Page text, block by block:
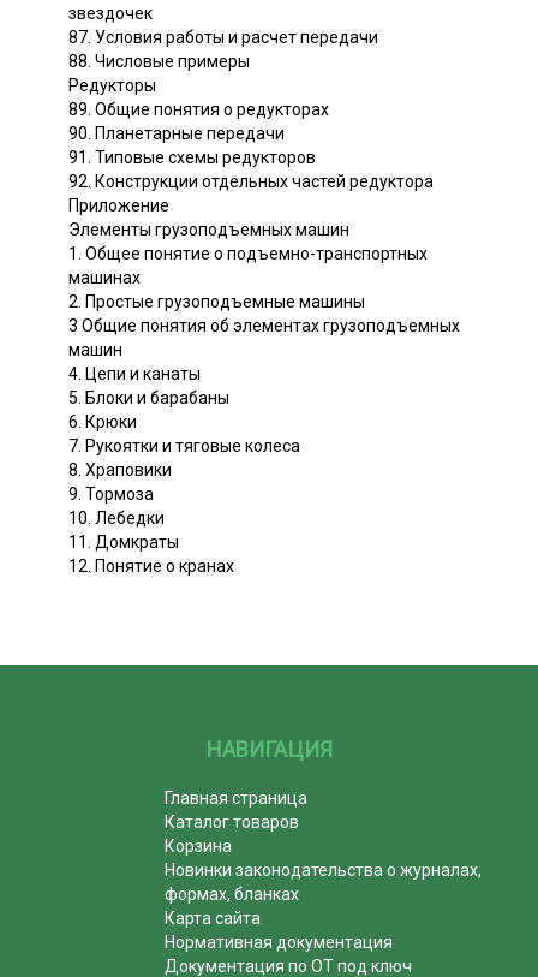
звездочек
87. Условия работы и расчет передачи
88. Числовые примеры
Редукторы
89. Общие понятия о редукторах
90. Планетарные передачи
91. Типовые схемы редукторов
92. Конструкции отдельных частей редуктора
Приложение
Элементы грузоподъемных машин
1. Общее понятие о подъемно-транспортных
машинах
2. Простые грузоподъемные машины
3 Общие понятия об элементах грузоподъемных
машин
4. Цепи и канаты
5. Блоки и барабаны
6. Крюки
7. Рукоятки и тяговые колеса
8. Храповики
9. Тормоза
10. Лебедки
11. Домкраты
12. Понятие о кранах
НАВИГАЦИЯ
Главная страница
Каталог товаров
Корзина
Новинки законодательства о журналах,
формах, бланках
Карта сайта
Нормативная документация
Документация по ОТ под ключ